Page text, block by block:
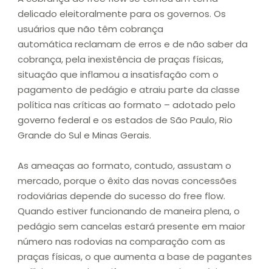
delicado eleitoralmente para os governos. Os
usuários que não têm cobrança
automática reclamam de erros e de não saber da
cobrança, pela inexistência de praças físicas,
situação que inflamou a insatisfação com o
pagamento de pedágio e atraiu parte da classe
política nas críticas ao formato – adotado pelo
governo federal e os estados de São Paulo, Rio
Grande do Sul e Minas Gerais.
As ameaças ao formato, contudo, assustam o
mercado, porque o êxito das novas concessões
rodoviárias depende do sucesso do free flow.
Quando estiver funcionando de maneira plena, o
pedágio sem cancelas estará presente em maior
número nas rodovias na comparação com as
praças físicas, o que aumenta a base de pagantes